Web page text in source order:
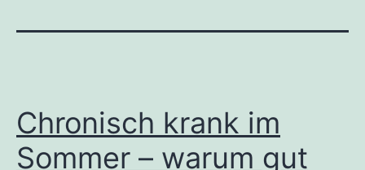
Chronisch krank im
Sommer – warum gut